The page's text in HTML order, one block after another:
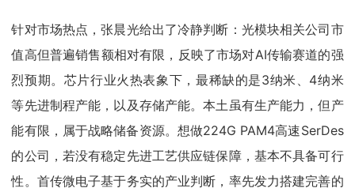
针对市场热点，张晨光给出了冷静判断：光模块相关公司市
值高但普遍销售额相对有限，反映了市场对AI传输赛道的强
烈预期。芯片行业火热表象下，最稀缺的是3纳米、4纳米
等先进制程产能，以及存储产能。本土虽有生产能力，但产
能有限，属于战略储备资源。想做224G PAM4高速SerDes
的公司，若没有稳定先进工艺供应链保障，基本不具备可行
性。首传微电子基于务实的产业判断，率先发力搭建完善的